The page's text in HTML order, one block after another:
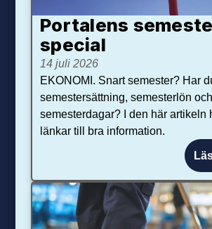
Portalens
special
14 juli 2026
EKONOMI. Snart semester? Har
semestersättning, semesterlön
semesterdagar? I den här artikeln
länkar till bra information.